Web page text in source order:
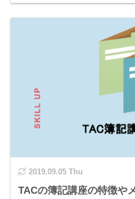
2019.09.05 Thu
TACの簿記講座の特徴や